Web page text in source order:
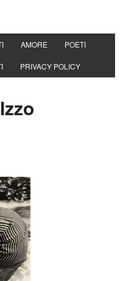
AMORE POETI
PRIVACY POLICY